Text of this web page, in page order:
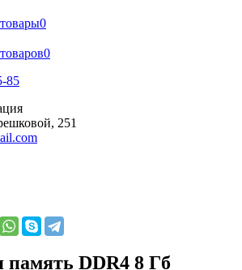
0
0
85
251
память DDR4 8 Гб